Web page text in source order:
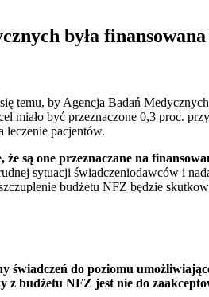
była
temu, by Agencja Badań Medycznych
miało być przeznaczone 0,3 proc.
leczenie pacjentów.
są one przeznaczane na
sytuacji świadczeniodawców i
budżetu NFZ będzie
świadczeń do poziomu
z budżetu NFZ jest nie do